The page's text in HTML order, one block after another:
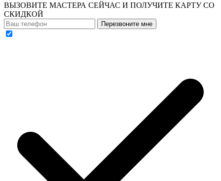
ВЫЗОВИТЕ МАСТЕРА СЕЙЧАС И ПОЛУЧИТЕ КАРТУ СО
СКИДКОЙ
Перезвоните мне